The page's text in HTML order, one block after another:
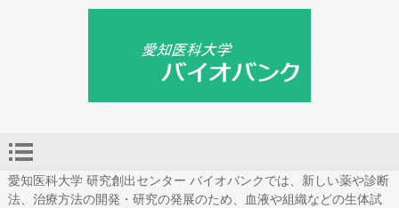
愛知医科大学 研究創出センター バイオバンクでは、新しい薬や診断
法、治療方法の開発・研究の発展のため、血液や組織などの生体試